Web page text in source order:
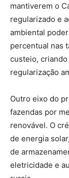
mantiverem o
regularizado e
ambiental
percentual nas
custeio,
regularização
Outro eixo do
fazendas por
renovável. O
de energia
de
eletricidade e